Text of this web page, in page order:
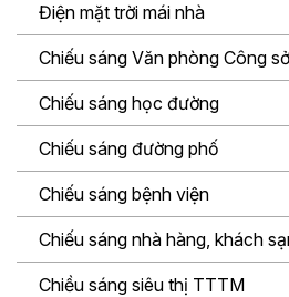
Điện mặt trời mái nhà
Chiếu sáng Văn phòng Công sở
Chiếu sáng học đường
Chiếu sáng đường phố
Chiếu sáng bệnh viện
Chiếu sáng nhà hàng, khách
Chiều sáng siêu thị TTTM